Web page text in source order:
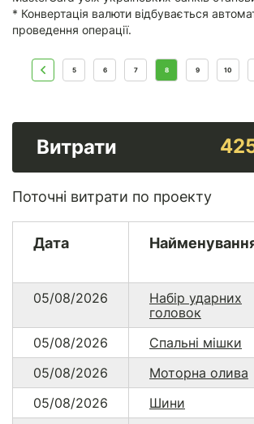
* Конвертація валюти відбувається
проведення операції.
5 6 7 8 9 10
Витрати
Поточні витрати по проекту
Дата
05/08/2026
Набір ударних
головок
05/08/2026 Спальні мішки
05/08/2026
Моторна олива
05/08/2026
Шини